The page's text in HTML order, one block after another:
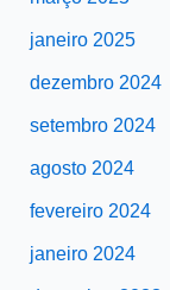
janeiro 2025
dezembro 2024
setembro 2024
agosto 2024
fevereiro 2024
janeiro 2024